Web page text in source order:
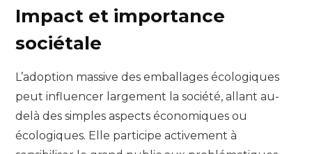
Impact et importance
sociétale
L’adoption massive des emballages écologiques
peut influencer largement la société, allant au-
delà des simples aspects économiques ou
écologiques. Elle participe activement à